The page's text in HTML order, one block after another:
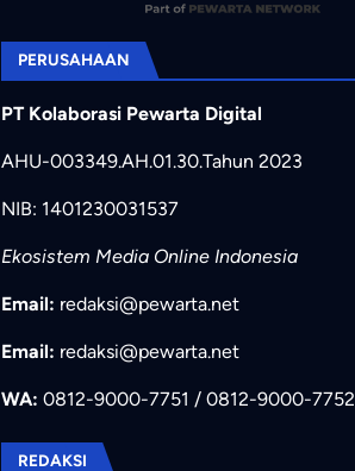
PERUSAHAAN
PT Kolaborasi Pewarta Digital
AHU-003349.AH.01.30.Tahun 2023
NIB: 1401230031537
Ekosistem Media Online Indonesia
Email: redaksi@pewarta.net
Email: redaksi@pewarta.net
WA: 0812-9000-7751 / 0812-9000-7752
REDAKSI